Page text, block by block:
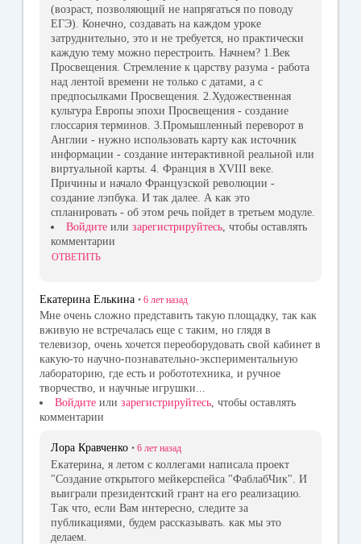
(возраст, позволяющий не напрягаться по поводу
ЕГЭ). Конечно, создавать на каждом уроке
затруднительно, это и не требуется, но практически
каждую тему можно перестроить. Начнем? 1.Век
Просвещения. Стремление к царству разума - работа
над лентой времени не только с датами, а с
предпосылками Просвещения. 2.Художественная
культура Европы эпохи Просвещения - создание
глоссария терминов. 3.Промышленный переворот в
Англии - нужно использовать карту как источник
информации - создание интерактивной реальной или
виртуальной карты. 4. Франция в XVIII веке.
Причины и начало Французской революции -
создание лэпбука. И так далее. А как это
спланировать - об этом речь пойдет в третьем модуле.
Войдите или зарегистрируйтесь , чтобы оставлять
комментарии
ОТВЕТИТЬ
Екатерина Елькина • 6 лет назад
Мне очень сложно представить такую площадку, так как
вживую не встречалась еще с таким, но глядя в
телевизор, очень хочется переоборудовать свой кабинет в
какую-то научно-познавательно-экспериментальную
лабораторию, где есть и робототехника, и ручное
творчество, и научные игрушки...
Войдите или зарегистрируйтесь, чтобы оставлять
комментарии
Лора Кравченко • 6 лет назад
Екатерина, я летом с коллегами написала проект
"Создание открытого мейкерспейса "ФаблабЧик". И
выиграли президентский грант на его реализацию.
Так что, если Вам интересно, следите за
публикациями, будем рассказывать. как мы это
делаем.